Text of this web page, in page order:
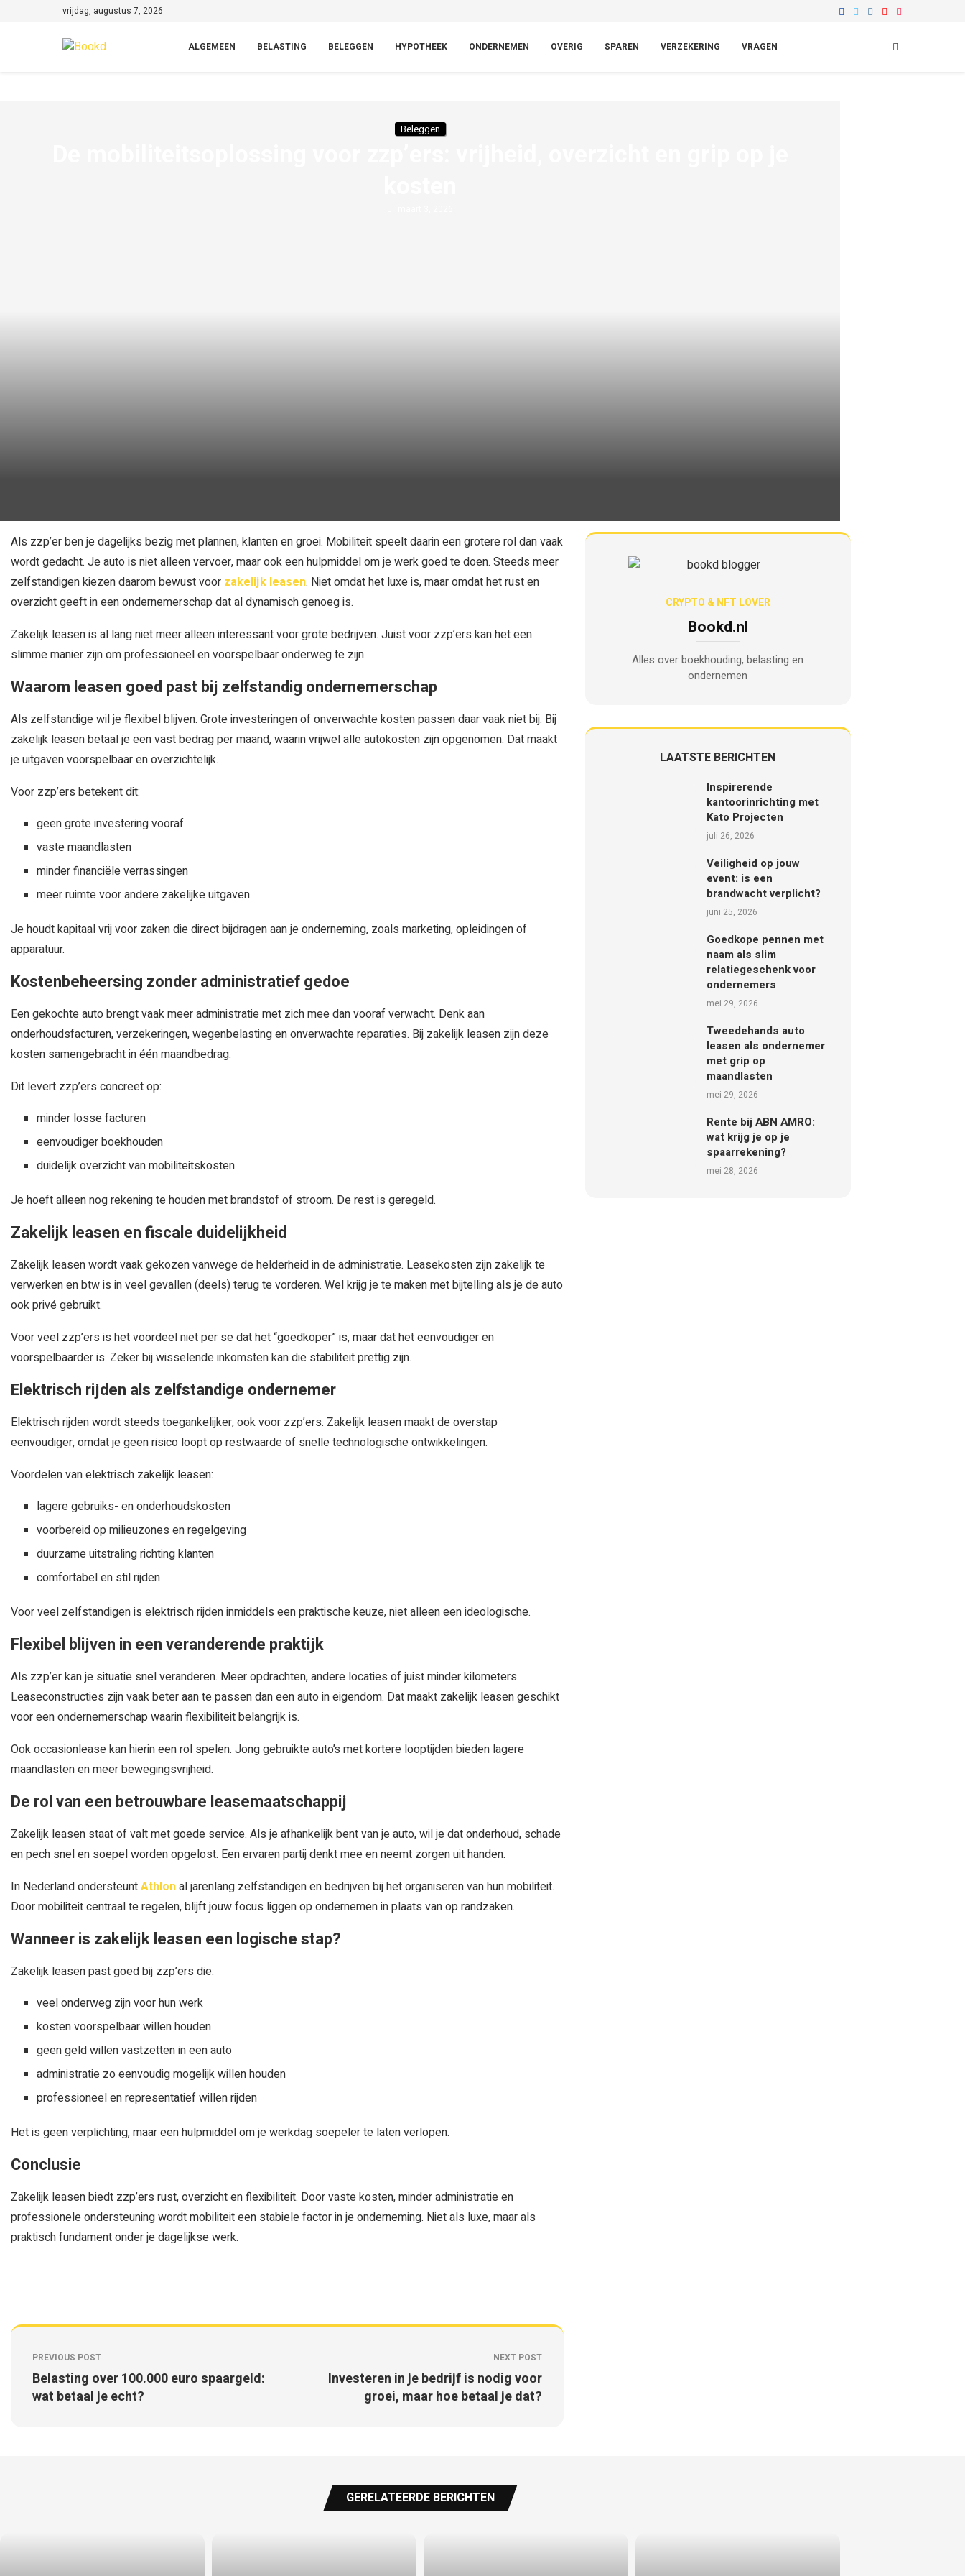
vrijdag, augustus 7, 2026
ALGEMEEN BELASTING BELEGGEN HYPOTHEEK ONDERNEMEN OVERIG SPAREN VERZEKERING VRAGEN
Beleggen
Als zzp’er ben je dagelijks bezig met plannen, klanten en groei. Mobiliteit speelt daarin een grotere rol dan vaak
wordt gedacht. Je auto is niet alleen vervoer, maar ook een hulpmiddel om je werk goed te doen. Steeds meer
zelfstandigen kiezen daarom bewust voor zakelijk leasen. Niet omdat het luxe is, maar omdat het rust en
overzicht geeft in een ondernemerschap dat al dynamisch genoeg is.
Zakelijk leasen is al lang niet meer alleen interessant voor grote bedrijven. Juist voor zzp’ers kan het een
slimme manier zijn om professioneel en voorspelbaar onderweg te zijn.
Waarom leasen goed past bij zelfstandig ondernemerschap
Als zelfstandige wil je flexibel blijven. Grote investeringen of onverwachte kosten passen daar vaak niet bij. Bij
zakelijk leasen betaal je een vast bedrag per maand, waarin vrijwel alle autokosten zijn opgenomen. Dat maakt
je uitgaven voorspelbaar en overzichtelijk.
Voor zzp’ers betekent dit:
geen grote investering vooraf
vaste maandlasten
minder financiële verrassingen
meer ruimte voor andere zakelijke uitgaven
Je houdt kapitaal vrij voor zaken die direct bijdragen aan je onderneming, zoals marketing, opleidingen of
apparatuur.
Kostenbeheersing zonder administratief gedoe
Een gekochte auto brengt vaak meer administratie met zich mee dan vooraf verwacht. Denk aan
onderhoudsfacturen, verzekeringen, wegenbelasting en onverwachte reparaties. Bij zakelijk leasen zijn deze
kosten samengebracht in één maandbedrag.
Dit levert zzp’ers concreet op:
minder losse facturen
eenvoudiger boekhouden
duidelijk overzicht van mobiliteitskosten
Je hoeft alleen nog rekening te houden met brandstof of stroom. De rest is geregeld.
Zakelijk leasen en fiscale duidelijkheid
Zakelijk leasen wordt vaak gekozen vanwege de helderheid in de administratie. Leasekosten zijn zakelijk te
verwerken en btw is in veel gevallen (deels) terug te vorderen. Wel krijg je te maken met bijtelling als je de auto
ook privé gebruikt.
Voor veel zzp’ers is het voordeel niet per se dat het “goedkoper” is, maar dat het eenvoudiger en
voorspelbaarder is. Zeker bij wisselende inkomsten kan die stabiliteit prettig zijn.
Elektrisch rijden als zelfstandige ondernemer
Elektrisch rijden wordt steeds toegankelijker, ook voor zzp’ers. Zakelijk leasen maakt de overstap
eenvoudiger, omdat je geen risico loopt op restwaarde of snelle technologische ontwikkelingen.
Voordelen van elektrisch zakelijk leasen:
lagere gebruiks- en onderhoudskosten
voorbereid op milieuzones en regelgeving
duurzame uitstraling richting klanten
comfortabel en stil rijden
Voor veel zelfstandigen is elektrisch rijden inmiddels een praktische keuze, niet alleen een ideologische.
Flexibel blijven in een veranderende praktijk
Als zzp’er kan je situatie snel veranderen. Meer opdrachten, andere locaties of juist minder kilometers.
Leaseconstructies zijn vaak beter aan te passen dan een auto in eigendom. Dat maakt zakelijk leasen geschikt
voor een ondernemerschap waarin flexibiliteit belangrijk is.
Ook occasionlease kan hierin een rol spelen. Jong gebruikte auto’s met kortere looptijden bieden lagere
maandlasten en meer bewegingsvrijheid.
De rol van een betrouwbare leasemaatschappij
Zakelijk leasen staat of valt met goede service. Als je afhankelijk bent van je auto, wil je dat onderhoud, schade
en pech snel en soepel worden opgelost. Een ervaren partij denkt mee en neemt zorgen uit handen.
In Nederland ondersteuntAthlonal jarenlang zelfstandigen en bedrijven bij het organiseren van hun mobiliteit.
Door mobiliteit centraal te regelen, blijft jouw focus liggen op ondernemen in plaats van op randzaken.
Wanneer is zakelijk leasen een logische stap?
Zakelijk leasen past goed bij zzp’ers die:
veel onderweg zijn voor hun werk
kosten voorspelbaar willen houden
geen geld willen vastzetten in een auto
administratie zo eenvoudig mogelijk willen houden
professioneel en representatief willen rijden
Het is geen verplichting, maar een hulpmiddel om je werkdag soepeler te laten verlopen.
Conclusie
Zakelijk leasen biedt zzp’ers rust, overzicht en flexibiliteit. Door vaste kosten, minder administratie en
professionele ondersteuning wordt mobiliteit een stabiele factor in je onderneming. Niet als luxe, maar als
praktisch fundament onder je dagelijkse werk.
PREVIOUS POST
Belasting over 100.000 euro spaargeld:
wat betaal je echt?
NEXT POST
Investeren in je bedrijf is nodig voor
groei, maar hoe betaal je dat?
CRYPTO & NFT LOVER
Bookd.nl
Alles over boekhouding, belasting en
ondernemen
LAATSTE BERICHTEN
Inspirerende
kantoorinrichting met
Kato Projecten
juli 26, 2026
Veiligheid op jouw
event: is een
brandwacht verplicht?
juni 25, 2026
Goedkope pennen met
naam als slim
relatiegeschenk voor
ondernemers
mei 29, 2026
Tweedehands auto
leasen als ondernemer
met grip op
maandlasten
mei 29, 2026
Rente bij ABN AMRO:
wat krijg je op je
spaarrekening?
mei 28, 2026
GERELATEERDE BERICHTEN